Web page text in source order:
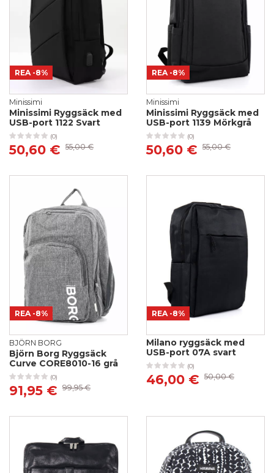
REA -8%
Minissimi
Minissimi Ryggsäck med
USB-port 1122 Svart
(0)
50,60 € 55,00 €
REA -8%
Minissimi
Minissimi Ryggsäck med
USB-port 1139 Mörkgrå
(0)
50,60 € 55,00 €
REA -8%
BJÖRN BORG
Björn Borg Ryggsäck
Curve CORE8010-16 grå
(0)
91,95 € 99,95 €
REA -8%
Milano ryggsäck med
USB-port 07A svart
(0)
46,00 € 50,00 €